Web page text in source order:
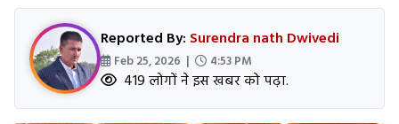
Reported By: Surendra nath Dwivedi
Feb 25, 2026 | 4:53 PM
419 लोगों ने इस खबर को पढ़ा.